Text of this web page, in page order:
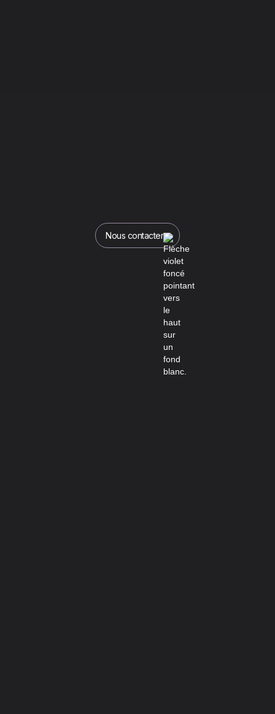
Nous contacter